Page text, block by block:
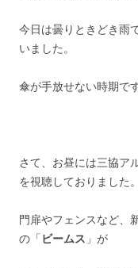
今日は曇りときどき雨
いました。
傘が手放せない時期です
さて、お昼には三協ア
を視聴しておりました。
門扉やフェンスなど、
の「ビームス 」が